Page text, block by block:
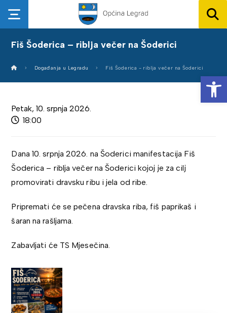
Fiš Šoderica – riblja večer na Šoderici
Događanja u Legradu Fiš Šoderica - riblja večer na Šoderici
Petak, 10. srpnja 2026.
18:00
Dana 10. srpnja 2026. na Šoderici manifestacija Fiš
Šoderica – riblja večer na Šoderici kojoj je za cilj
promovirati dravsku ribu i jela od ribe.
Pripremati će se pečena dravska riba, fiš paprikaš i
šaran na rašljama.
Zabavljati će TS Mjesečina.